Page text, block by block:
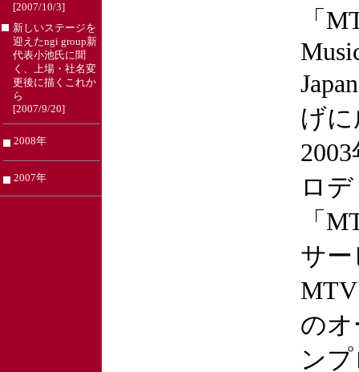
[2007/10/3]
新しいステージを
迎えたngi group新
代表小池氏に聞
く、上場・社名変
更後に描くこれか
ら
[2007/9/20]
2008年
2007年
「
げ
ロ
「
サ
の
ン